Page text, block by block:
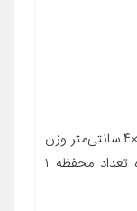
معرفی محصول جزئیات محصول ابعاد ۹×۹×۴ سانتی‌متر وزن
۱۰۰ گرم جنس پلاستیک پلاستیک فشرده تعداد محفظه ۱